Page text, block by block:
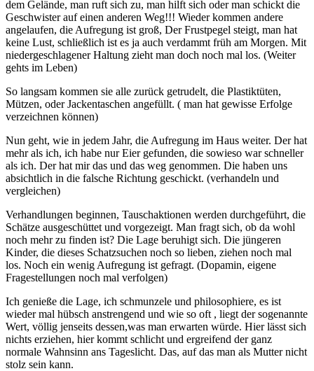
dem Gelände, man ruft sich zu, man hilft sich oder man schickt die
Geschwister auf einen anderen Weg!!! Wieder kommen andere
angelaufen, die Aufregung ist groß, Der Frustpegel steigt, man hat
keine Lust, schließlich ist es ja auch verdammt früh am Morgen. Mit
niedergeschlagener Haltung zieht man doch noch mal los. (Weiter
gehts im Leben)
So langsam kommen sie alle zurück getrudelt, die Plastiktüten,
Mützen, oder Jackentaschen angefüllt. ( man hat gewisse Erfolge
verzeichnen können)
Nun geht, wie in jedem Jahr, die Aufregung im Haus weiter. Der hat
mehr als ich, ich habe nur Eier gefunden, die sowieso war schneller
als ich. Der hat mir das und das weg genommen. Die haben uns
absichtlich in die falsche Richtung geschickt. (verhandeln und
vergleichen)
Verhandlungen beginnen, Tauschaktionen werden durchgeführt, die
Schätze ausgeschüttet und vorgezeigt. Man fragt sich, ob da wohl
noch mehr zu finden ist? Die Lage beruhigt sich. Die jüngeren
Kinder, die dieses Schatzsuchen noch so lieben, ziehen noch mal
los. Noch ein wenig Aufregung ist gefragt. (Dopamin, eigene
Fragestellungen noch mal verfolgen)
Ich genieße die Lage, ich schmunzele und philosophiere, es ist
wieder mal hübsch anstrengend und wie so oft , liegt der sogenannte
Wert, völlig jenseits dessen,was man erwarten würde. Hier lässt sich
nichts erziehen, hier kommt schlicht und ergreifend der ganz
normale Wahnsinn ans Tageslicht. Das, auf das man als Mutter nicht
stolz sein kann.